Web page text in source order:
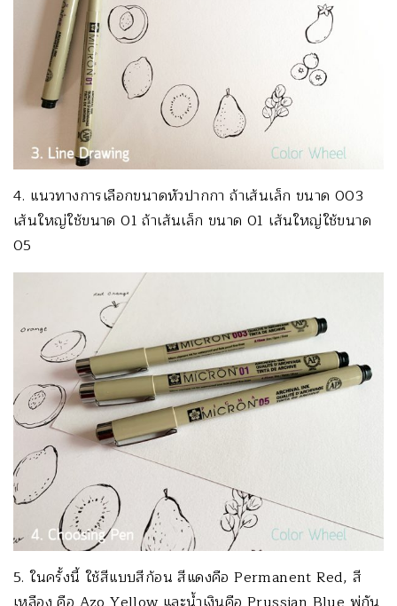
4. แนวทางการเลือกขนาดหัวปากกา ถ้าเส้นเล็ก ขนาด 003
เส้นใหญ่ใช้ขนาด 01 ถ้าเส้นเล็ก ขนาด 01 เส้นใหญ่ใช้ขนาด
05
5. ในครั้งนี้ ใช้สีแบบสีก้อน สีแดงคือ Permanent Red, สี